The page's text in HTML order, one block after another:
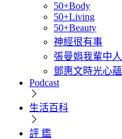
50+Body
50+Living
50+Beauty
神經很有事
張曼娟我輩中人
鄧惠文時光心蘊
Podcast
生活百科
評 鑑